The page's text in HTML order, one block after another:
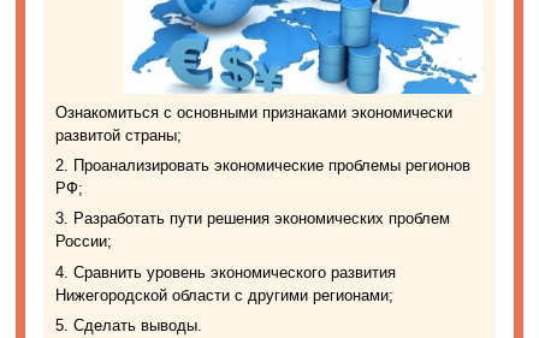
Ознакомиться с основными признаками экономически
развитой страны;
2. Проанализировать экономические проблемы регионов
РФ;
3. Разработать пути решения экономических проблем
России;
4. Сравнить уровень экономического развития
Нижегородской области с другими регионами;
5. Сделать выводы.